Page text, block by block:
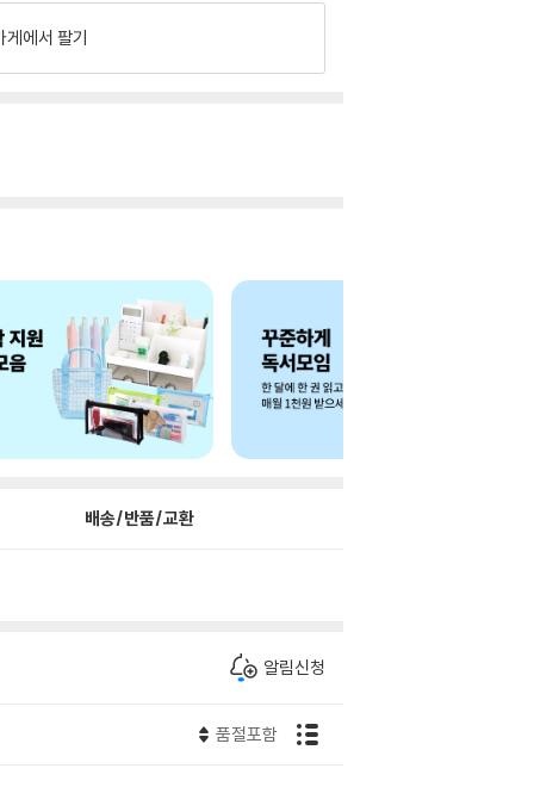
게에서 팔기
배송/반품/교환
알림신청
품절포함